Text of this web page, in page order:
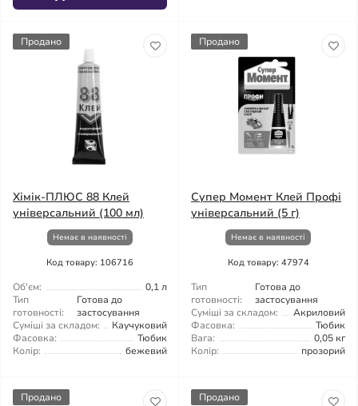
Продано
Хімік-ПЛЮС 88 Клей
універсальний (100 мл)
Немає в наявності
Код товару: 106716
Об'єм:
0,1 л
Тип
готовності:
Готова до
застосування
Суміші за складом:
Каучуковий
Фасовка:
Тюбик
Колір:
бежевий
Продано
Супер Момент Клей Профі
універсальний (5 г)
Немає в наявності
Код товару: 47974
Тип
готовності:
Готова до
застосування
Суміші за складом:
Акриловий
Фасовка:
Тюбик
Вага:
0,05 кг
Колір:
прозорий
Продано Продано